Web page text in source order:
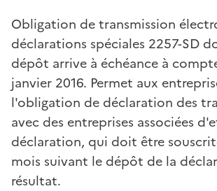
Obligation de transmission
déclarations spéciales 2257-SD
dépôt arrive à échéance à
janvier 2016. Permet aux
l'obligation de déclaration des
avec des entreprises associées
déclaration, qui doit être
mois suivant le dépôt de la
résultat.